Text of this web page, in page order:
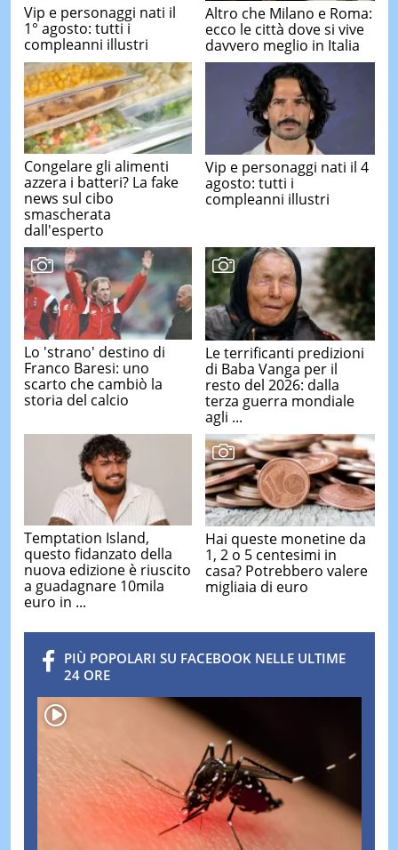
Vip e personaggi nati il
1° agosto: tutti i
compleanni illustri
Altro che Milano e Roma:
ecco le città dove si vive
davvero meglio in Italia
Congelare gli alimenti
azzera i batteri? La fake
news sul cibo
smascherata
dall'esperto
Vip e personaggi nati il 4
agosto: tutti i
compleanni illustri
Lo 'strano' destino di
Franco Baresi: uno
scarto che cambiò la
storia del calcio
Le terrificanti predizioni
di Baba Vanga per il
resto del 2026: dalla
terza guerra mondiale
agli ...
Temptation Island,
questo fidanzato della
nuova edizione è riuscito
a guadagnare 10mila
euro in ...
Hai queste monetine da
1, 2 o 5 centesimi in
casa? Potrebbero valere
migliaia di euro
PIÙ POPOLARI SU FACEBOOK NELLE ULTIME
24 ORE